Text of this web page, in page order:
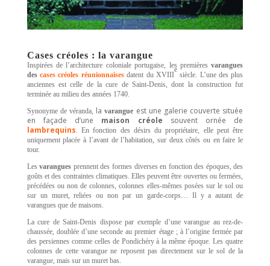
Cases créoles : la varangue
Inspirées de l’architecture coloniale portugaise, les premièresvarangues
descases créoles réunionnaisesdatent du XVIII
e
siècle. L’une des plus
anciennes est celle de la cure de Saint-Denis, dont la construction fut
terminée au milieu des années 1740.
Synonyme de véranda, la varangue est une galerie couverte située
en façade d’une maison créole souvent ornée de
lambrequins. En fonction des désirs du propriétaire, elle peut être
uniquement placée à l’avant de l’habitation, sur deux côtés ou en faire le
tour.
Lesvarangues prennent des formes diverses en fonction des époques, des
goûts et des contraintes climatiques. Elles peuvent être ouvertes ou fermées,
précédées ou non de colonnes, colonnes elles-mêmes posées sur le sol ou
sur un muret, reliées ou non par un garde-corps… Il y a autant de
varangues que de maisons.
Lacure de Saint-Denis dispose par exemple d’une varangue au rez-de-
chaussée, doublée d’une seconde au premier étage ; à l’origine fermée par
des persiennes comme celles de Pondichéry à la même époque. Les quatre
colonnes de cette varangue ne reposent pas directement sur le sol de la
varangue, mais sur un muret bas.